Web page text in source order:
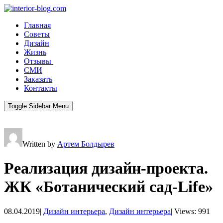
Главная
Советы
Дизайн
Жизнь
Отзывы
СМИ
Заказать
Контакты
Toggle Sidebar Menu
Written by Артем Болдырев
Реализация дизайн-проекта.
ЖК «Ботанический сад-Life»
08.04.2019| Дизайн интерьера, Дизайн интерьера| Views: 991